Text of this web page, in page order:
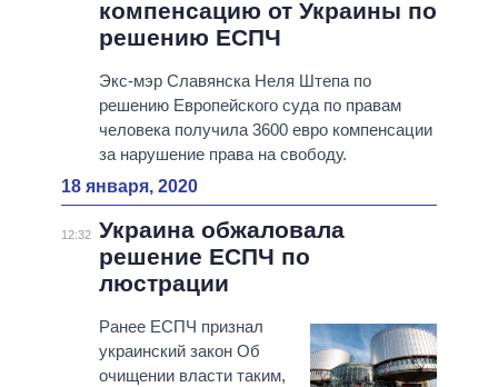
компенсацию от Украины по
решению ЕСПЧ
Экс-мэр Славянска Неля Штепа по
решению Европейского суда по правам
человека получила 3600 евро компенсации
за нарушение права на свободу.
18 января, 2020
12:32 Украина обжаловала
решение ЕСПЧ по
люстрации
Ранее ЕСПЧ признал
украинский закон Об
очищении власти таким,